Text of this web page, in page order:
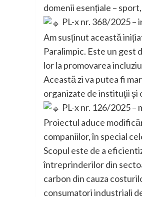
domenii esențiale –
PL-x nr. 368/2025
Am susținut această
Paralimpic. Este un
lor la promovarea
Această zi va putea fi
organizate de instituții și
PL-x nr. 126/2025
Proiectul aduce
companiilor, în special
Scopul este de a
întreprinderilor din
carbon din cauza
consumatori industriali